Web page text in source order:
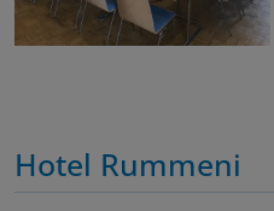
Hotel Rummeni